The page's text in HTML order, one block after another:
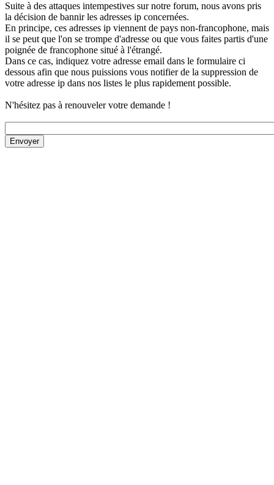
Suite à des attaques intempestives sur notre forum, nous avons pris
la décision de bannir les adresses ip concernées.
En principe, ces adresses ip viennent de pays non-francophone, mais
il se peut que l'on se trompe d'adresse ou que vous faites partis d'une
poignée de francophone situé à l'étrangé.
Dans ce cas, indiquez votre adresse email dans le formulaire ci
dessous afin que nous puissions vous notifier de la suppression de
votre adresse ip dans nos listes le plus rapidement possible.
N'hésitez pas à renouveler votre demande !